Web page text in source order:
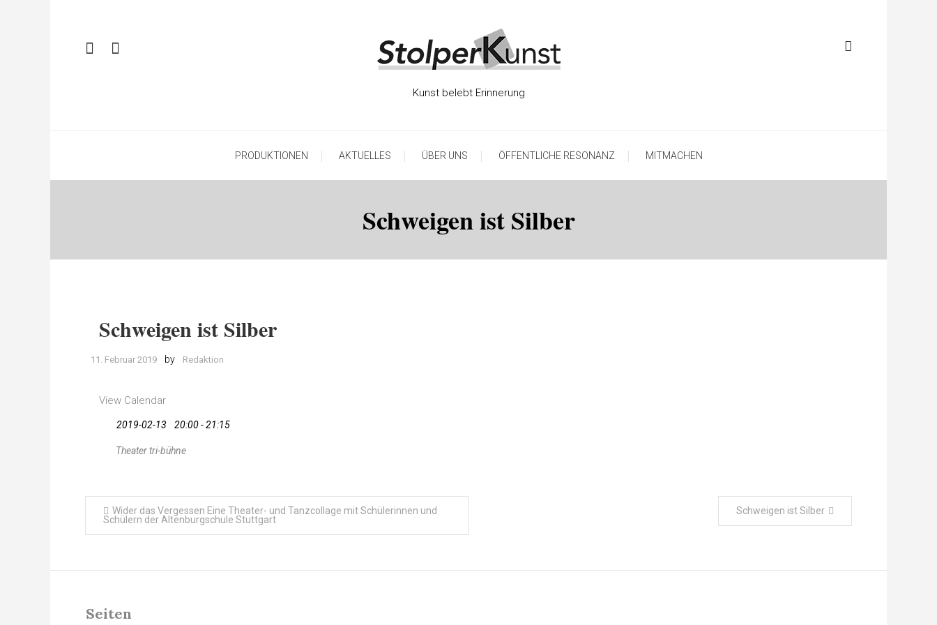
Kunst belebt Erinnerung
PRODUKTIONEN AKTUELLES ÜBER UNS ÖFFENTLICHE RESONANZ MITMACHEN
Schweigen ist Silber
Schweigen ist Silber
11. Februar 2019 by Redaktion
View Calendar
2019-02-13 20:00 - 21:15
Theater tri-bühne
Beitragsnavigation
Wider das Vergessen Eine Theater- und Tanzcollage mit Schülerinnen und
Schülern der Altenburgschule Stuttgart
Schweigen ist Silber
Seiten